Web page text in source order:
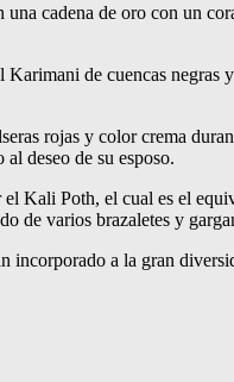
cadena de oro con un
de cuencas negras
rojas y color crema
deseo de su esposo.
Kali Poth, el cual es el
de varios brazaletes y
incorporado a la gran